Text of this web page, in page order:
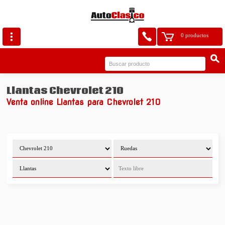
0 productos
Llantas Chevrolet 210
Venta online Llantas para Chevrolet 210